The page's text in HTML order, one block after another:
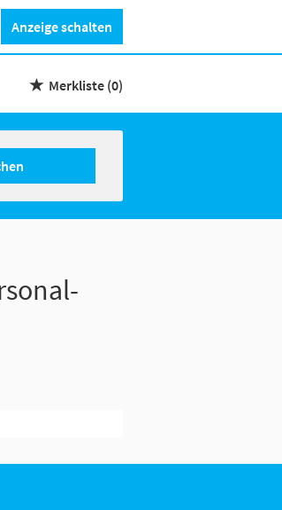
Anzeige schalten
Merkliste (0)